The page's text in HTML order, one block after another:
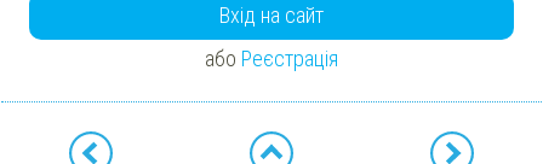
Вхід на сайт
або Реєстрація